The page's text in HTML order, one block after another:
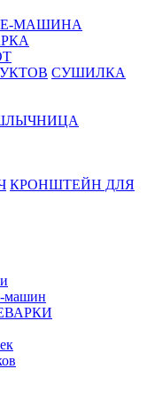
МАШИНА
СУШИЛКА
КРОНШТЕЙН ДЛЯ
машин